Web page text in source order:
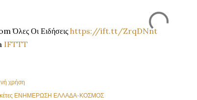
Όλες Οι Ειδήσεις https://ift.tt/ZrqDNnt
IFTTT
χρήση
ΕΝΗΜΕΡΩΣΗ ΕΛΛΑΔΑ-ΚΟΣΜΟΣ